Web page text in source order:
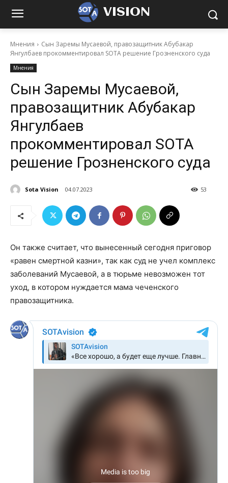
VISION
Мнения
Cын Заремы Мусаевой, правозащитник Абубакар
Янгулбаев прокомментировал SOTA решение Грозненского суда
Мнения
Cын Заремы Мусаевой,
правозащитник Абубакар
Янгулбаев
прокомментировал SOTA
решение Грозненского суда
Sota Vision 04.07.2023 53
Он также считает, что вынесенный сегодня приговор
«равен смертной казни», так как суд не учел комплекс
заболеваний Мусаевой, а в тюрьме невозможен тот
уход, в котором нуждается мама чеченского
правозащитника.